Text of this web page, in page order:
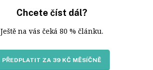
Chcete číst dál?
Ještě na vás čeká 80 % článku.
PŘEDPLATIT ZA 39 KČ MĚSÍČNĚ